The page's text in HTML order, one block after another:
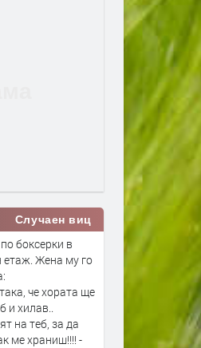
Случаен виц
боксерки в
етаж. Жена му го
че хората ще
и хилав..
на теб, за да
ме храниш!!!! -